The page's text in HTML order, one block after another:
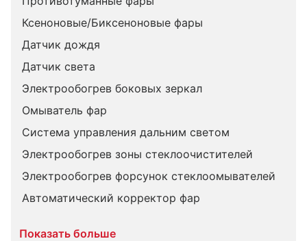
Ксеноновые/Биксеноновые фары
Датчик дождя
Датчик света
Электрообогрев боковых зеркал
Омыватель фар
Система управления дальним светом
Электрообогрев зоны стеклоочистителей
Электрообогрев форсунок стеклоомывателей
Автоматический корректор фар
Показать больше